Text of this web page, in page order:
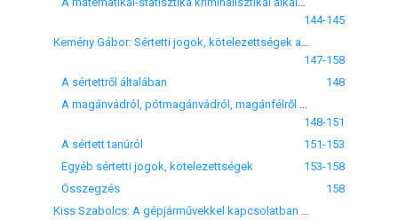
144-145
147-158
A sértettről általában
148
148-151
A sértett tanúról
151-153
Egyéb sértetti jogok, kötelezettségek
153-158
Összegzés
158